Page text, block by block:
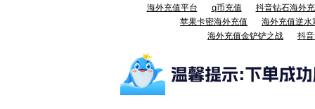
海外充值平台 q币充值
抖音钻石海外
苹果卡密海外充值
海外充值逆水
海外充值金铲铲之战
抖